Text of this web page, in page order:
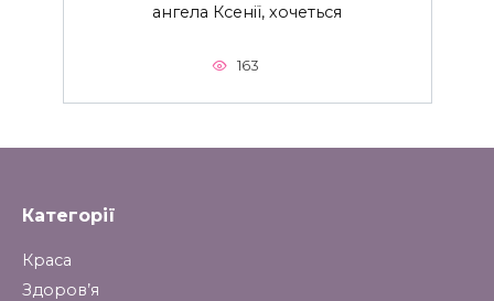
ангела Ксенії, хочеться
163
Категорії
Краса
Здоров’я